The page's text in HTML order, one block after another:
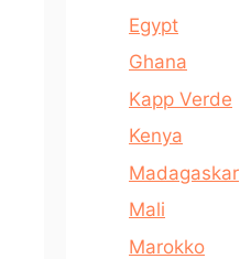
Egypt
Ghana
Kapp Verde
Kenya
Madagaskar
Mali
Marokko